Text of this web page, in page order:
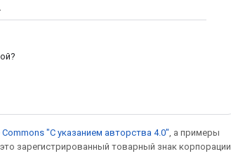
Commons "С указанием авторства 4.0" , а примеры
это зарегистрированный товарный знак корпорации